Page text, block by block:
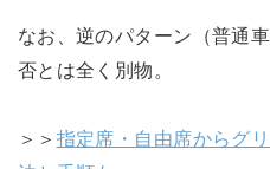
なお、逆のパターン（普通
否とは全く別物。
＞＞ 指定席・自由席からグ